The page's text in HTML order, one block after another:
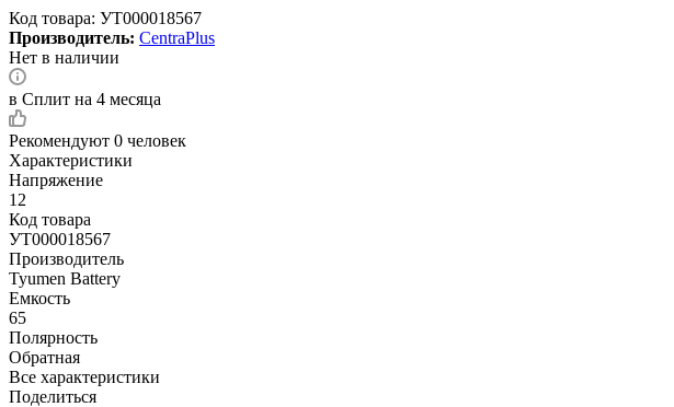
Код товара: УТ000018567
Производитель: CentraPlus
Нет в наличии
в Сплит на 4 месяца
Рекомендуют 0 человек
Характеристики
Напряжение
12
Код товара
УТ000018567
Производитель
Tyumen Battery
Емкость
65
Полярность
Обратная
Все характеристики
Поделиться